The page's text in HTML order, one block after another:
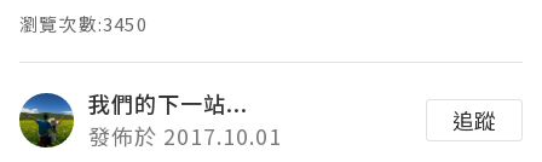
瀏覽次數:3450
我們的下一站...
發佈於 2017.10.01
追蹤